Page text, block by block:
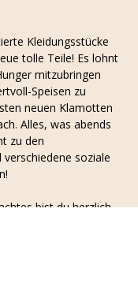
Kleidungsstücke
tolle Teile! Es lohnt
mitzubringen
Speisen zu
neuen Klamotten
Alles, was abends
zu den
soziale
bist du herzlich